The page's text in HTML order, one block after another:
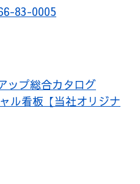
83-0005
ップ総合カタログ
ル看板【当社オリジナ